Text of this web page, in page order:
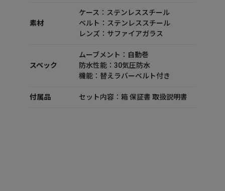
素材
ケース：ステンレススチール
ベルト：ステンレススチール
レンズ：サファイアガラス
スペック
ムーブメント：自動巻
防水性能：30気圧防水
機能：替えラバーベルト付き
付属品 セット内容：箱 保証書 取扱説明書